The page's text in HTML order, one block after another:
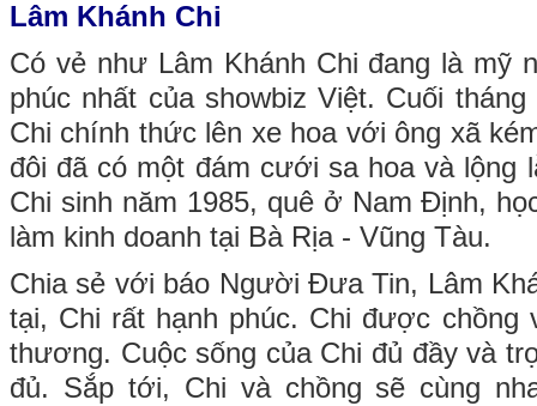
Lâm Khánh Chi
Có vẻ như Lâm Khánh Chi đang là mỹ
phúc nhất của showbiz Việt. Cuối
Chi chính thức lên xe hoa với ông xã
đôi đã có một đám cưới sa hoa và lộng
Chi sinh năm 1985, quê ở Nam Định,
làm kinh doanh tại Bà Rịa - Vũng Tàu.
Chia sẻ với báo Người Đưa Tin, Lâm
tại, Chi rất hạnh phúc. Chi được chồng
thương. Cuộc sống của Chi đủ đầy và
đủ. Sắp tới, Chi và chồng sẽ cùng